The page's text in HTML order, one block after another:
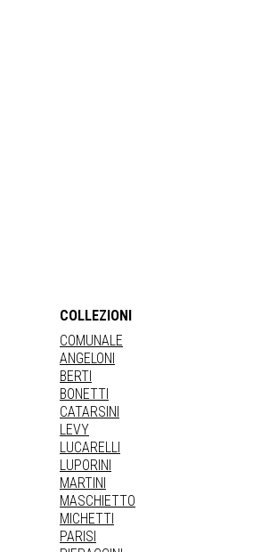
COLLEZIONI
COMUNALE
ANGELONI
BERTI
BONETTI
CATARSINI
LEVY
LUCARELLI
LUPORINI
MARTINI
MASCHIETTO
MICHETTI
PARISI